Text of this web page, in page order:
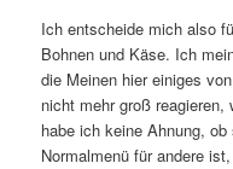
Ich entscheide mich also
Bohnen und Käse. Ich
die Meinen hier einiges
nicht mehr groß reagieren,
habe ich keine Ahnung,
Normalmenü für andere